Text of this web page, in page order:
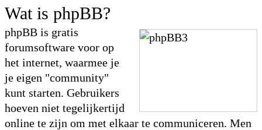
Wat is phpBB?
phpBB is gratis
forumsoftware voor op
het internet, waarmee je
je eigen "community"
kunt starten. Gebruikers
hoeven niet tegelijkertijd
online te zijn om met elkaar te communiceren. Men